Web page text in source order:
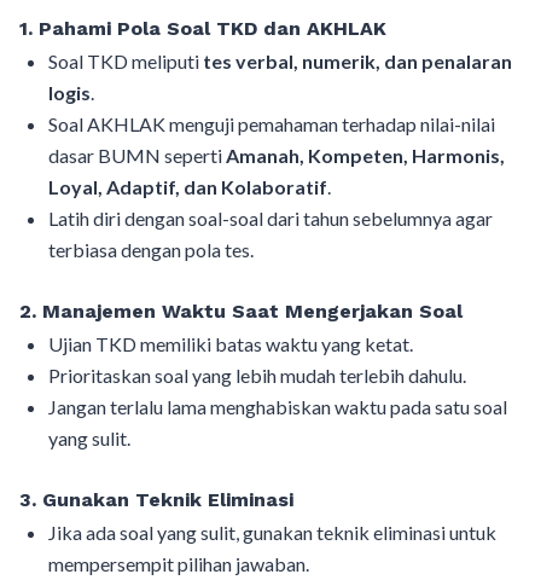
1. Pahami Pola Soal TKD dan AKHLAK
Soal TKD meliputi tes verbal, numerik, dan penalaran
logis.
Soal AKHLAK menguji pemahaman terhadap nilai-nilai
dasar BUMN sepertiAmanah, Kompeten, Harmonis,
Loyal, Adaptif, dan Kolaboratif.
Latih diri dengan soal-soal dari tahun sebelumnya agar
terbiasa dengan pola tes.
2. Manajemen Waktu Saat Mengerjakan Soal
Ujian TKD memiliki batas waktu yang ketat.
Prioritaskan soal yang lebih mudah terlebih dahulu.
Jangan terlalu lama menghabiskan waktu pada satu soal
yang sulit.
3. Gunakan Teknik Eliminasi
Jika ada soal yang sulit, gunakan teknik eliminasi untuk
mempersempit pilihan jawaban.